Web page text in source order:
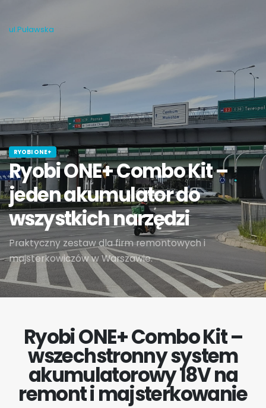
ul.Puławska
RYOBI ONE+
Ryobi ONE+ Combo Kit –
jeden akumulator do
wszystkich narzędzi
Praktyczny zestaw dla firm remontowych i
majsterkowiczów w Warszawie.
Ryobi ONE+ Combo Kit –
wszechstronny system
akumulatorowy 18V na
remont i majsterkowanie